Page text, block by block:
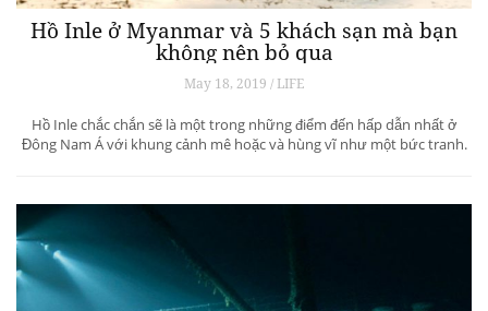
Hồ Inle ở Myanmar và 5 khách sạn mà bạn
không nên bỏ qua
May 18, 2019 / LIFE
Hồ Inle chắc chắn sẽ là một trong những điểm đến hấp dẫn nhất ở
Đông Nam Á với khung cảnh mê hoặc và hùng vĩ như một bức tranh.